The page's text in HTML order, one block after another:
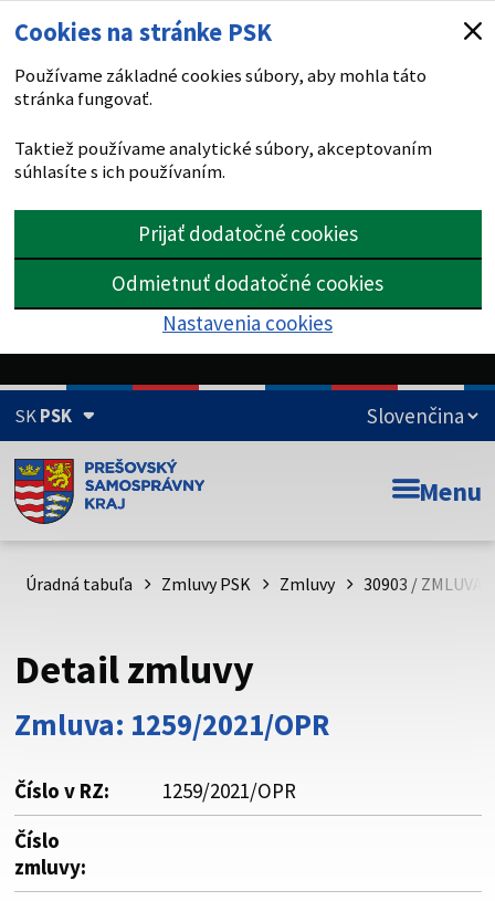
Cookies na stránke PSK
Používame základné cookies súbory, aby mohla táto
stránka fungovať.
Taktiež používame analytické súbory, akceptovaním
súhlasíte s ich používaním.
Prijať dodatočné cookies
Odmietnuť dodatočné cookies
Nastavenia cookies
SKPSK
Doména psk.sk je oficiálna
Toto je oficiálna webová stránka Prešovského
psk.sk.
Buďte pozorní a vždy sa uistite, že zdieľate informácie iba
cez zabezpečenú webovú stránku. Zabezpečená stránka
vždy začína https:// pred názvom domény webového sídla.
Menu
Úradná tabuľa Zmluvy PSK Zmluvy 30903 /
Detail zmluvy
Zmluva: 1259/2021/OPR
Číslo v RZ:
1259/2021/OPR
Číslo
zmluvy: